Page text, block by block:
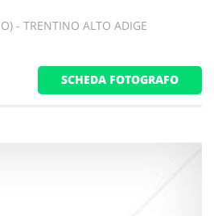
- TRENTINO ALTO ADIGE
SCHEDA FOTOGRAFO